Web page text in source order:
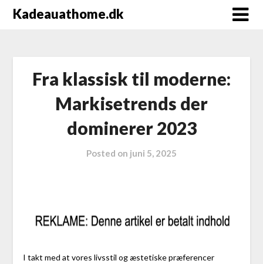
Kadeauathome.dk
Fra klassisk til moderne:
Markisetrends der
dominerer 2023
Posted on juni 5, 2025
I takt med at vores livsstil og æstetiske præferencer